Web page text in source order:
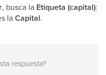
, busca la Etiqueta (capital):
laCapital.
respuesta?